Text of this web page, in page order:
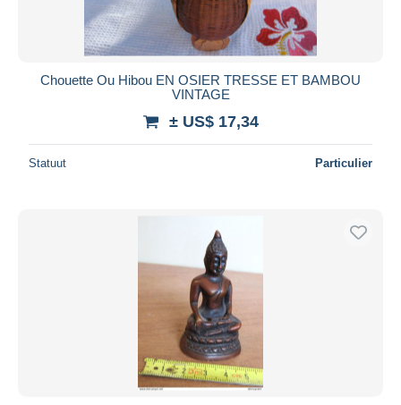
Chouette Ou Hibou EN OSIER TRESSE ET BAMBOU
VINTAGE
± US$ 17,34
Statuut Particulier